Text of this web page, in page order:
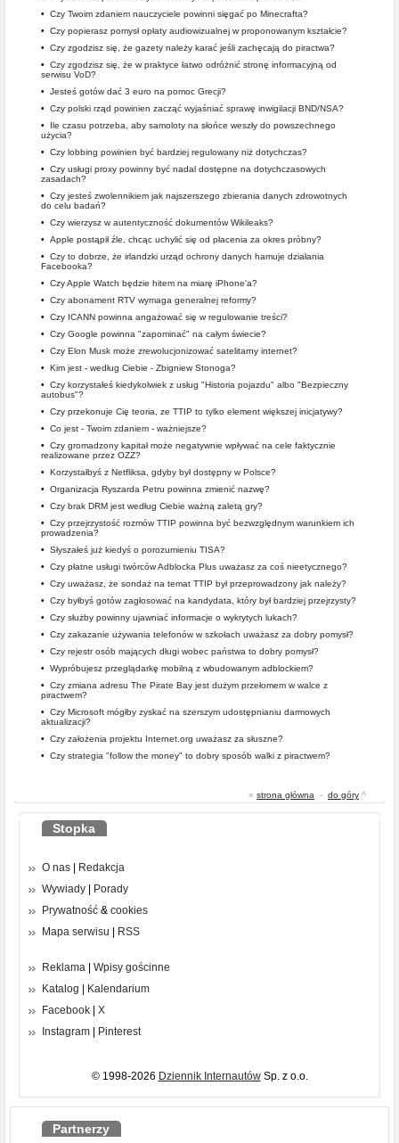
• Czy Twoim zdaniem nauczyciele powinni sięgać po Minecrafta?
• Czy popierasz pomysł opłaty audiowizualnej w proponowanym kształcie?
• Czy zgodzisz się, że gazety należy karać jeśli zachęcają do piractwa?
• Czy zgodzisz się, że w praktyce łatwo odróżnić stronę informacyjną od
serwisu VoD?
• Jesteś gotów dać 3 euro na pomoc Grecji?
• Czy polski rząd powinien zacząć wyjaśniać sprawę inwigilacji BND/NSA?
• Ile czasu potrzeba, aby samoloty na słońce weszły do powszechnego
użycia?
• Czy lobbing powinien być bardziej regulowany niż dotychczas?
• Czy usługi proxy powinny być nadal dostępne na dotychczasowych
zasadach?
• Czy jesteś zwolennikiem jak najszerszego zbierania danych zdrowotnych
do celu badań?
• Czy wierzysz w autentyczność dokumentów Wikileaks?
• Apple postąpił źle, chcąc uchylić się od płacenia za okres próbny?
• Czy to dobrze, że irlandzki urząd ochrony danych hamuje działania
Facebooka?
• Czy Apple Watch będzie hitem na miarę iPhone'a?
• Czy abonament RTV wymaga generalnej reformy?
• Czy ICANN powinna angażować się w regulowanie treści?
• Czy Google powinna "zapominać" na całym świecie?
• Czy Elon Musk może zrewolucjonizować satelitarny internet?
• Kim jest - według Ciebie - Zbigniew Stonoga?
• Czy korzystałeś kiedykolwiek z usług "Historia pojazdu" albo "Bezpieczny
autobus"?
• Czy przekonuje Cię teoria, ze TTIP to tylko element większej inicjatywy?
• Co jest - Twoim zdaniem - ważniejsze?
• Czy gromadzony kapitał może negatywnie wpływać na cele faktycznie
realizowane przez OZZ?
• Korzystałbyś z Netfliksa, gdyby był dostępny w Polsce?
• Organizacja Ryszarda Petru powinna zmienić nazwę?
• Czy brak DRM jest według Ciebie ważną zaletą gry?
• Czy przejrzystość rozmów TTIP powinna być bezwzględnym warunkiem ich
prowadzenia?
• Słyszałeś już kiedyś o porozumieniu TISA?
• Czy płatne usługi twórców Adblocka Plus uważasz za coś nieetycznego?
• Czy uważasz, że sondaż na temat TTIP był przeprowadzony jak należy?
• Czy byłbyś gotów zagłosować na kandydata, który był bardziej przejrzysty?
• Czy służby powinny ujawniać informacje o wykrytych lukach?
• Czy zakazanie używania telefonów w szkołach uważasz za dobry pomysł?
• Czy rejestr osób mających długi wobec państwa to dobry pomysł?
• Wypróbujesz przeglądarkę mobilną z wbudowanym adblockiem?
• Czy zmiana adresu The Pirate Bay jest dużym przełomem w walce z
piractwem?
• Czy Microsoft mógłby zyskać na szerszym udostępnianiu darmowych
aktualizacji?
• Czy założenia projektu Internet.org uważasz za słuszne?
• Czy strategia "follow the money" to dobry sposób walki z piractwem?
« strona główna - do góry ^
Stopka
O nas
Redakcja
Wywiady
Porady
Prywatność & cookies
Mapa serwisu
RSS
Reklama
Wpisy gościnne
Katalog
Kalendarium
Facebook
X
Instagram
Pinterest
© 1998-2026 Dziennik InternautówSp. z o.o.
Partnerzy